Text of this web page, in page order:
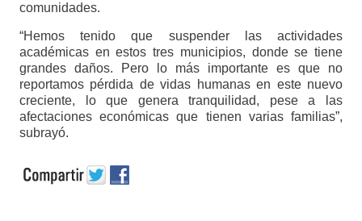
comunidades.
“Hemos tenido que suspender las actividades
académicas en estos tres municipios, donde se tiene
grandes daños. Pero lo más importante es que no
reportamos pérdida de vidas humanas en este nuevo
creciente, lo que genera tranquilidad, pese a las
afectaciones económicas que tienen varias familias”,
subrayó.